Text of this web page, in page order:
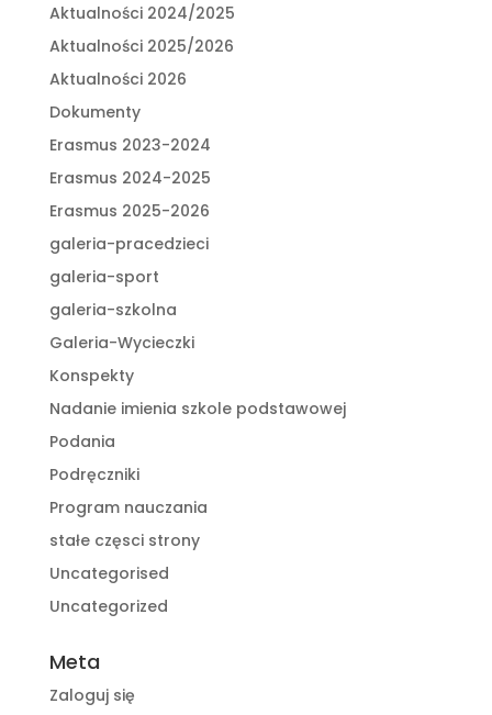
Aktualności 2024/2025
Aktualności 2025/2026
Aktualności 2026
Dokumenty
Erasmus 2023-2024
Erasmus 2024-2025
Erasmus 2025-2026
galeria-pracedzieci
galeria-sport
galeria-szkolna
Galeria-Wycieczki
Konspekty
Nadanie imienia szkole podstawowej
Podania
Podręczniki
Program nauczania
stałe częsci strony
Uncategorised
Uncategorized
Meta
Zaloguj się